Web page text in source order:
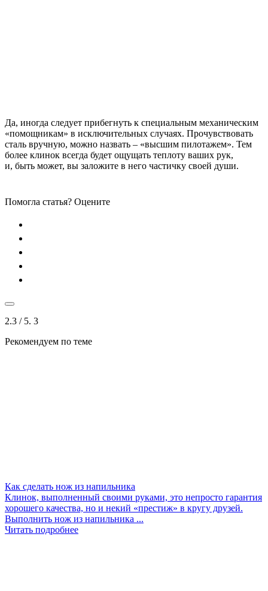
Да, иногда следует прибегнуть к специальным механическим
«помощникам» в исключительных случаях. Прочувствовать
сталь вручную, можно назвать – «высшим пилотажем». Тем
более клинок всегда будет ощущать теплоту ваших рук,
и, быть может, вы заложите в него частичку своей души.
Помогла статья? Оцените
2.3 / 5. 3
Рекомендуем по теме
Как сделать нож из напильника
Клинок, выполненный своими руками, это непросто гарантия
хорошего качества, но и некий «престиж» в кругу друзей.
Выполнить нож из напильника ...
Читать подробнее